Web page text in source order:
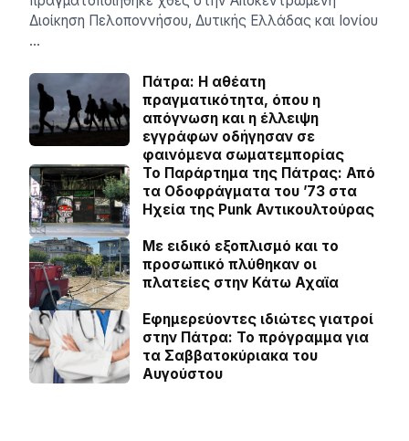
Διοίκηση Πελοποννήσου, Δυτικής Ελλάδας και Ιονίου
…
Πάτρα: Η αθέατη
πραγματικότητα, όπου η
απόγνωση και η έλλειψη
εγγράφων οδήγησαν σε
φαινόμενα σωματεμπορίας
Το Παράρτημα της Πάτρας: Από
τα Οδοφράγματα του ’73 στα
Ηχεία της Punk Αντικουλτούρας
Με ειδικό εξοπλισμό και το
προσωπικό πλύθηκαν οι
πλατείες στην Κάτω Αχαϊα
Εφημερεύοντες ιδιώτες γιατροί
στην Πάτρα: Το πρόγραμμα για
τα Σαββατοκύριακα του
Αυγούστου